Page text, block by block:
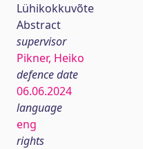
Lühikokkuvõte
Abstract
supervisor
Pikner, Heiko
defence date
06.06.2024
language
eng
rights